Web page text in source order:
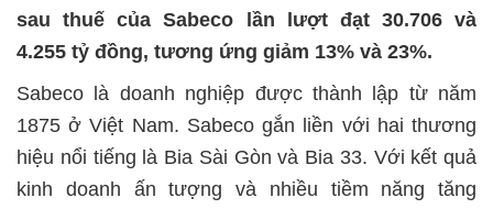
sau thuế của Sabeco lần lượt đạt 30.706 và
4.255 tỷ đồng, tương ứng giảm 13% và 23%.
Sabeco là doanh nghiệp được thành lập từ năm
1875 ở Việt Nam. Sabeco gắn liền với hai thương
hiệu nổi tiếng là Bia Sài Gòn và Bia 33. Với kết quả
kinh doanh ấn tượng và nhiều tiềm năng tăng